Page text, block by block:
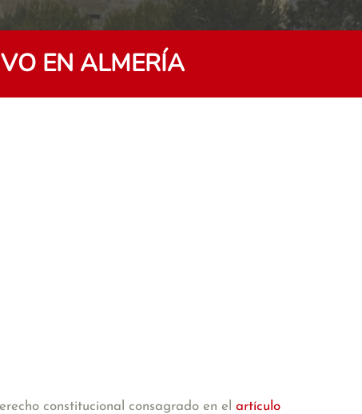
EN ALMERÍA
constitucional consagrado en el artículo